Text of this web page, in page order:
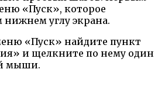
«Пуск», которое
нижнем углу экрана.
«Пуск» найдите пункт
и щелкните по нему один
мыши.